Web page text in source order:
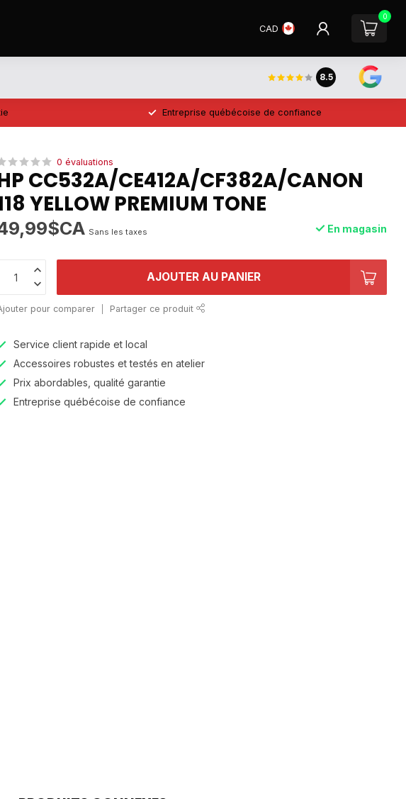
CAD
0
8.5
Entreprise québécoise de confiance
0 évaluations
CC532A/CE412A/CF382A/CANON
YELLOW PREMIUM TONE
Sans les taxes En magasin
AJOUTER AU PANIER
pour comparer Partager ce produit
Service client rapide et local
Accessoires robustes et testés en atelier
Prix abordables, qualité garantie
Entreprise québécoise de confiance